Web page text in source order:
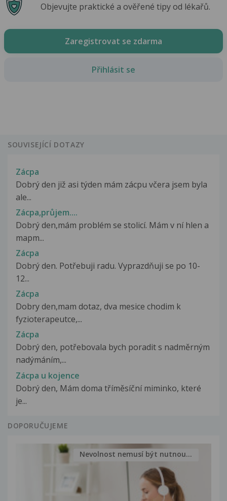
Objevujte praktické a ověřené tipy od lékařů.
Zaregistrovat se zdarma
Přihlásit se
SOUVISEJÍCÍ DOTAZY
Zácpa
Dobrý den již asi týden mám zácpu včera jsem byla
ale...
Zácpa,průjem....
Dobrý den,mám problém se stolicí. Mám v ní hlen a
mapm...
Zácpa
Dobrý den. Potřebuji radu. Vyprazdňuji se po 10-
12...
Zácpa
Dobry den,mam dotaz, dva mesice chodim k
fyzioterapeutce,...
Zácpa
Dobrý den, potřebovala bych poradit s nadměrným
nadýmáním,...
Zácpa u kojence
Dobrý den, Mám doma tříměsíční miminko, které
je...
DOPORUČUJEME
Nevolnost nemusí být nutnou...